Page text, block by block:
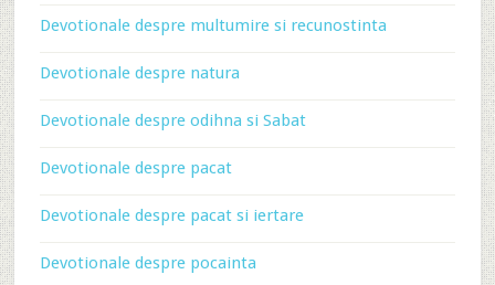
Devotionale despre multumire si recunostinta
Devotionale despre natura
Devotionale despre odihna si Sabat
Devotionale despre pacat
Devotionale despre pacat si iertare
Devotionale despre pocainta